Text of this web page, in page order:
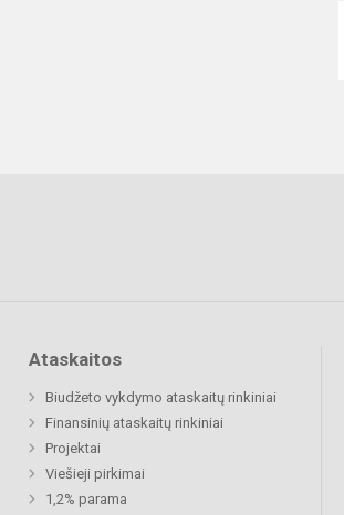
Ataskaitos
Biudžeto vykdymo ataskaitų rinkiniai
Finansinių ataskaitų rinkiniai
Projektai
Viešieji pirkimai
1,2% parama